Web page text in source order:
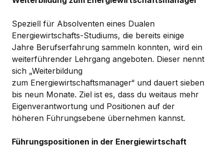
Speziell für Absolventen eines Dualen
Energiewirtschafts-Studiums, die bereits einige
Jahre Berufserfahrung sammeln konnten, wird ein
weiterführender Lehrgang angeboten. Dieser nennt
sich „Weiterbildung
zum Energiewirtschaftsmanager“ und dauert sieben
bis neun Monate. Ziel ist es, dass du weitaus mehr
Eigenverantwortung und Positionen auf der
höheren Führungsebene übernehmen kannst.
Führungspositionen in der Energiewirtschaft